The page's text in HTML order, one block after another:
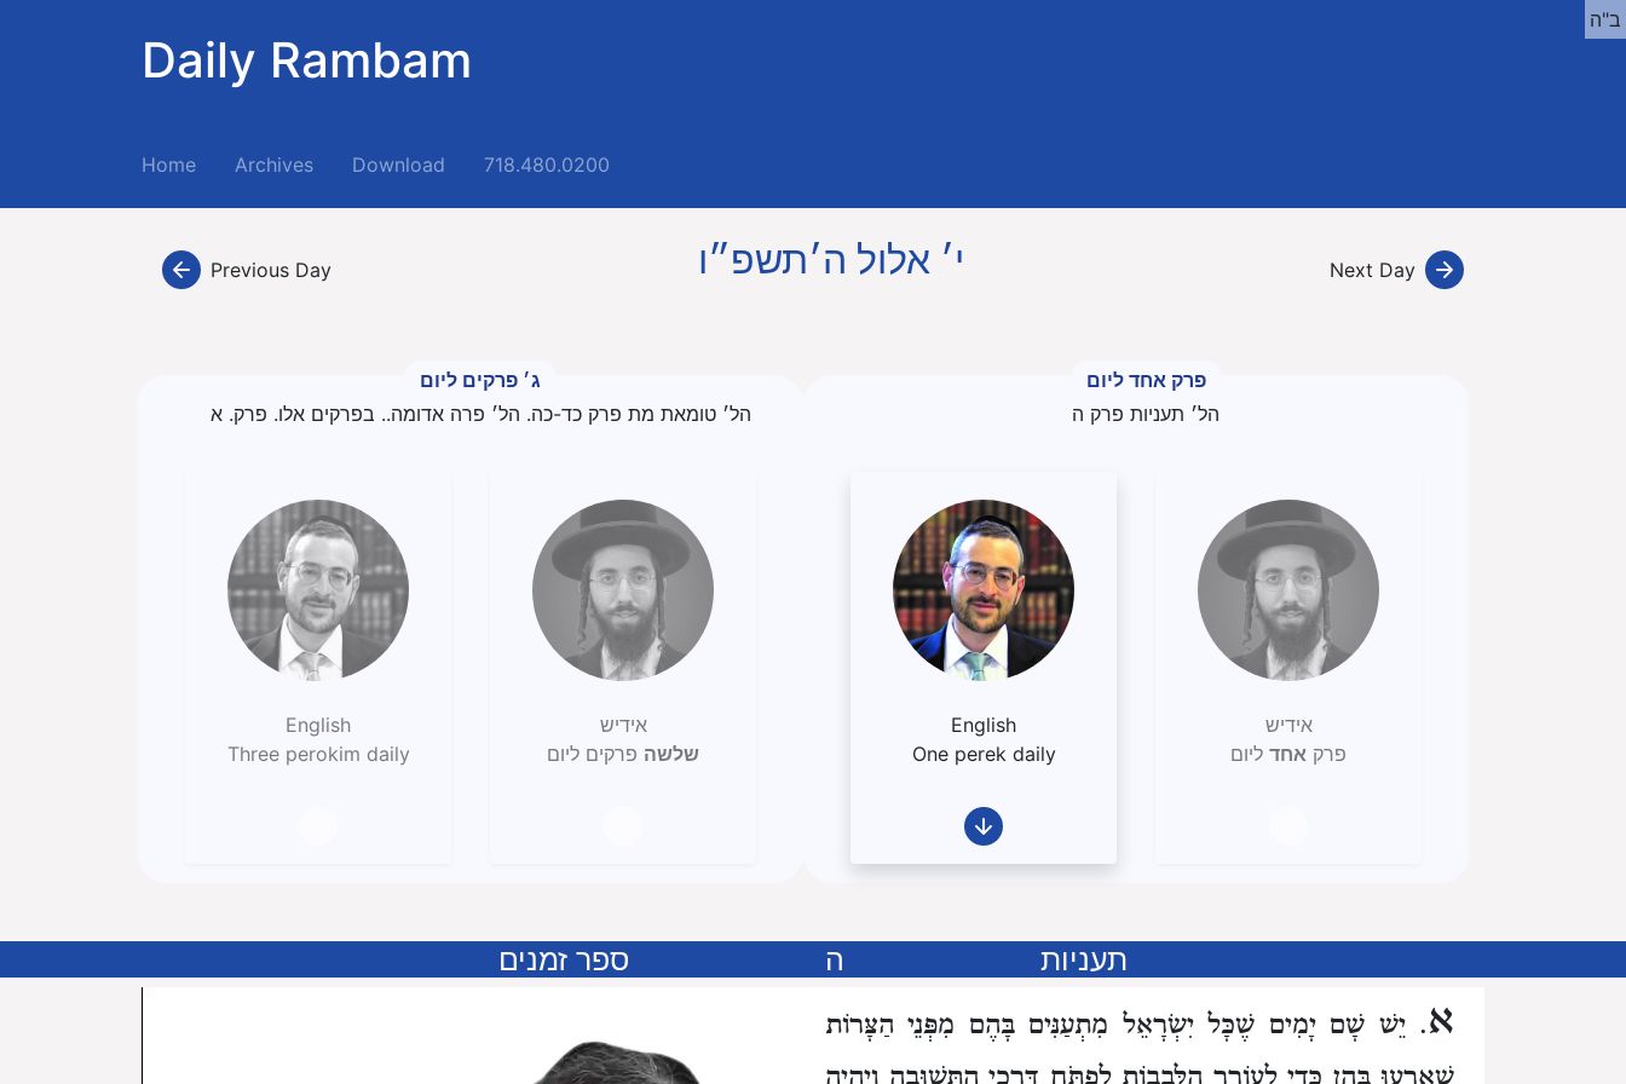
Daily Rambam
Home(current)Archives Download 718.480.0200
ב"ה
Previous Day י׳ אלול ה׳תשפ״ו Next Day
ג׳ פרקים ליום
הל׳ טומאת מת פרק כד-כה. הל׳ פרה אדומה.. בפרקים אלו. פרק. א
אידיש
שלשה פרקים ליום
English
Three perokim daily
פרק אחד ליום
הל׳ תעניות פרק ה
אידיש
פרק אחד ליום
English
One perek daily
תעניות ה ספר זמנים
א. יֵשׁ שָׁם יָמִים שֶׁכָּל יִשְׂרָאֵל מִתְעַנִּים בָּהֶם מִפְּנֵי הַצָּרוֹת